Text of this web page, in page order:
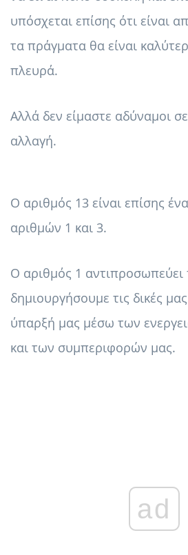
υπόσχεται επίσης ότι είναι
τα πράγματα θα είναι
πλευρά.
Αλλά δεν είμαστε αδύναμοι
αλλαγή.
Ο αριθμός 13 είναι επίσης
αριθμών 1 και 3.
Ο αριθμός 1
δημιουργήσουμε τις δικές
ύπαρξή μας μέσω των
και των συμπεριφορών μας.
ad